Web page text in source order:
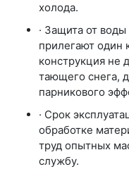
холода.
· Защита от
прилегают один
конструкция не
тающего снега,
парникового
· Срок
обработке
труд опытных
службу.